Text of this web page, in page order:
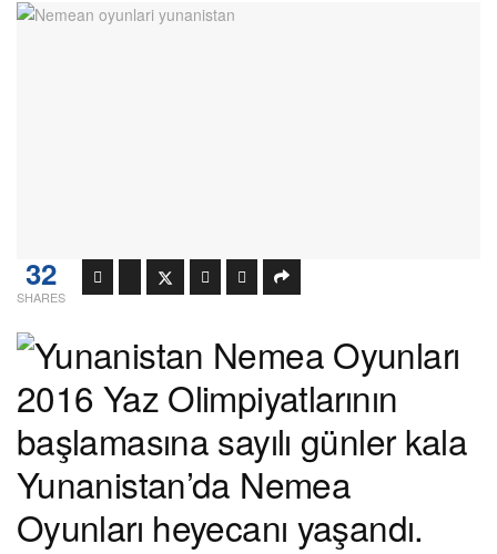
32
SHARES
2016 Yaz Olimpiyatlarının
başlamasına sayılı günler kala
Yunanistan’da Nemea
Oyunları heyecanı yaşandı.